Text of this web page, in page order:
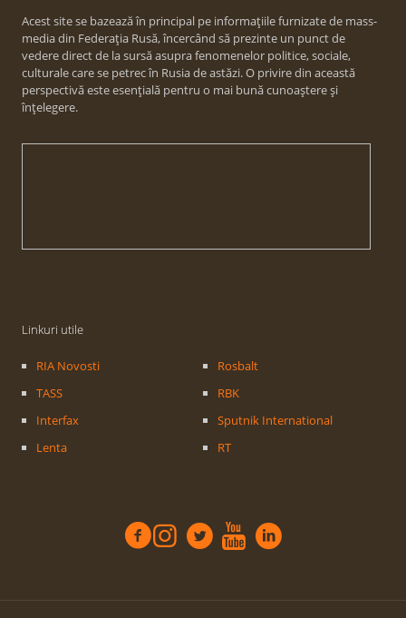
Acest site se bazează în principal pe informațiile furnizate de mass-
media din Federația Rusă, încercând să prezinte un punct de
vedere direct de la sursă asupra fenomenelor politice, sociale,
culturale care se petrec în Rusia de astăzi. O privire din această
perspectivă este esențială pentru o mai bună cunoaștere și
înțelegere.
Linkuri utile
RIA Novosti
TASS
Interfax
Lenta
Rosbalt
RBK
Sputnik International
RT